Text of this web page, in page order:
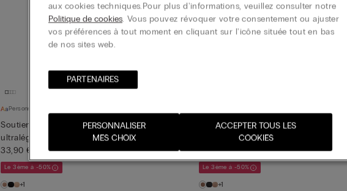
Lingerie mariage
Personnalisable
Soutien-gorge bandeau en microfibre
ultralégère MO...
33,90 €
Le 3ème à -50%
+1
Soutien-gorge bandeau en microfibre
ultralégère AN...
33,90 €
Le 3ème à -50%
+1
aux cookies techniques.​ Pour plus d'informations, veuillez consulter notre
Politique de cookies. Vous pouvez révoquer votre consentement ou ajuster
vos préférences à tout moment en cliquant sur l'icône située tout en bas
de nos sites web.
PARTENAIRES​
PERSONNALISER
MES CHOIX
ACCEPTER TOUS LES
COOKIES